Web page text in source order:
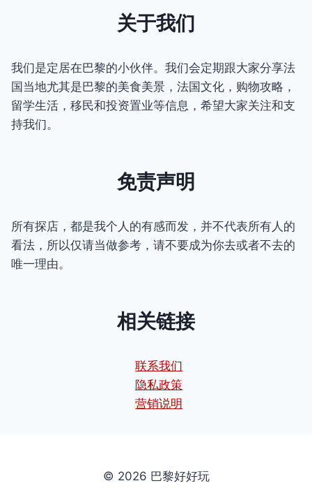
关于我们
我们是定居在巴黎的小伙伴。我们会定期跟大家分享法
国当地尤其是巴黎的美食美景，法国文化，购物攻略，
留学生活，移民和投资置业等信息，希望大家关注和支
持我们。
免责声明
所有探店，都是我个人的有感而发，并不代表所有人的
看法，所以仅请当做参考，请不要成为你去或者不去的
唯一理由。
相关链接
联系我们
隐私政策
营销说明
© 2026 巴黎好好玩